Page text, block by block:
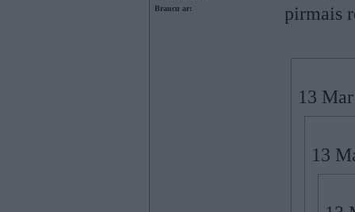
Braucu ar:
pirmais
13
13